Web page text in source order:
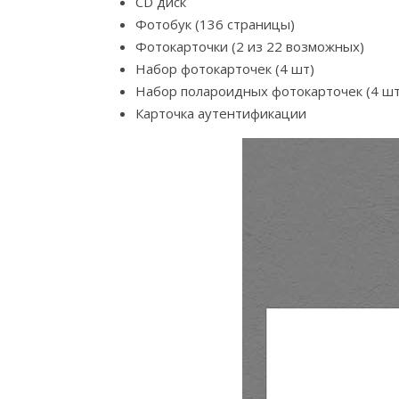
Фотобук (136 страницы)
Фотокарточки (2 из 22 возможных)
Набор фотокарточек (4 шт)
Набор полароидных фотокарточек (4
Карточка аутентификации